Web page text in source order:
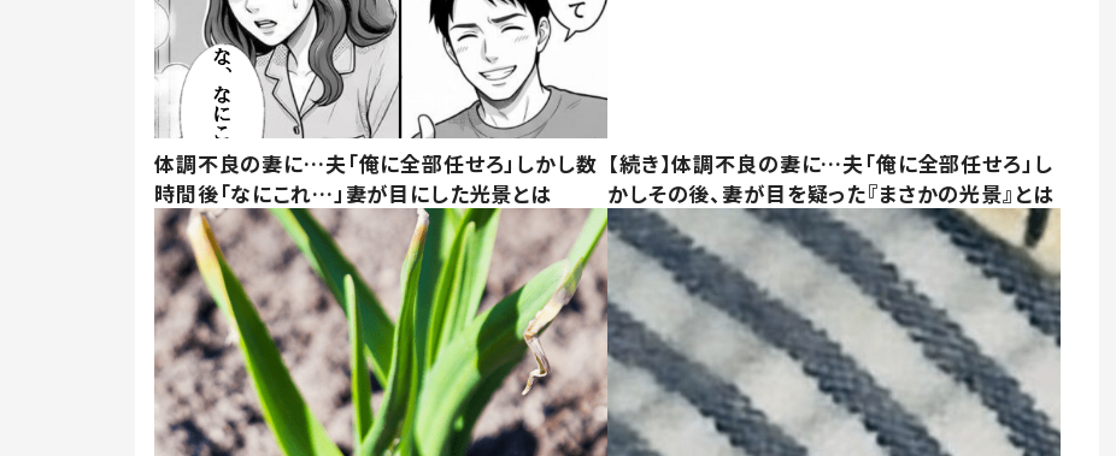
体調不良の妻に…夫「俺に全部任せろ」しかし数
時間後「なにこれ…」妻が目にした光景とは
【続き】体調不良の妻に…夫「俺に全部任せろ」し
かしその後、妻が目を疑った『まさかの光景』とは